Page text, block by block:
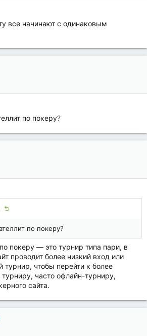
все начинают с одинаковым
по покеру?
по покеру?
покеру — это турнир типа пари, в
проводит более низкий вход или
турнир, чтобы перейти к более
часто офлайн-турниру,
сайта.